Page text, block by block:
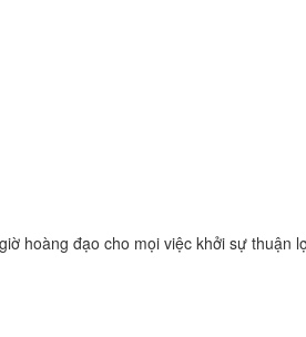
hoàng đạo cho mọi việc khởi sự thuận